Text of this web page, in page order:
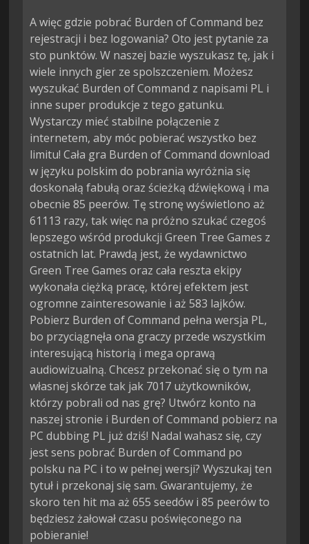
A więc gdzie pobrać Burden of Command bez
rejestracji i bez logowania? Oto jest pytanie za
sto punktów. W naszej bazie wyszukasz tę, jak i
wiele innych gier ze spolszczeniem. Możesz
wyszukać Burden of Command z napisami PL i
inne super produkcje z tego gatunku.
Wystarczy mieć stabilne połączenie z
internetem, aby móc pobierać wszystko bez
limitu! Cała gra Burden of Command download
w języku polskim do pobrania wyróżnia się
doskonałą fabułą oraz ścieżką dźwiękową i ma
obecnie 85 peerów. Tę stronę wyświetlono aż
61113 razy, tak więc na próżno szukać czegoś
lepszego wśród produkcji Green Tree Games z
ostatnich lat. Prawdą jest, że wydawnictwo
Green Tree Games oraz cała reszta ekipy
wykonała ciężką pracę, której efektem jest
ogromne zainteresowanie i aż 583 lajków.
Pobierz Burden of Command pełna wersja PL,
bo przyciągnęła ona graczy przede wszystkim
interesującą historią i mega oprawą
audiowizualną. Chcesz przekonać się o tym na
własnej skórze tak jak 7017 użytkowników,
którzy pobrali od nas grę? Utwórz konto na
naszej stronie i Burden of Command pobierz na
PC dubbing PL już dziś! Nadal wahasz się, czy
jest sens pobrać Burden of Command po
polsku na PC i to w pełnej wersji? Wyszukaj ten
tytuł i przekonaj się sam. Gwarantujemy, że
skoro ten hit ma aż 655 seedów i 85 peerów to
będziesz żałował czasu poświęconego na
pobieranie!